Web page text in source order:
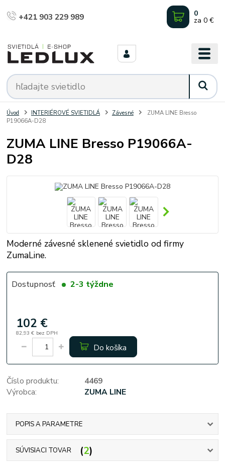
+421 903 229 989 0
za 0 €
Úvod INTERIÉROVÉ SVIETIDLÁ Závesné
ZUMA LINE Bresso
P19066A-D28
ZUMA LINE Bresso P19066A-
D28
Moderné závesné sklenené svietidlo od firmy
ZumaLine.
Dostupnosť 2-3 týždne
102 €
82,93 € bez DPH
Do košíka
Číslo produktu:
4469
Výrobca:
ZUMA LINE
POPIS A PARAMETRE
SÚVISIACI TOVAR 2